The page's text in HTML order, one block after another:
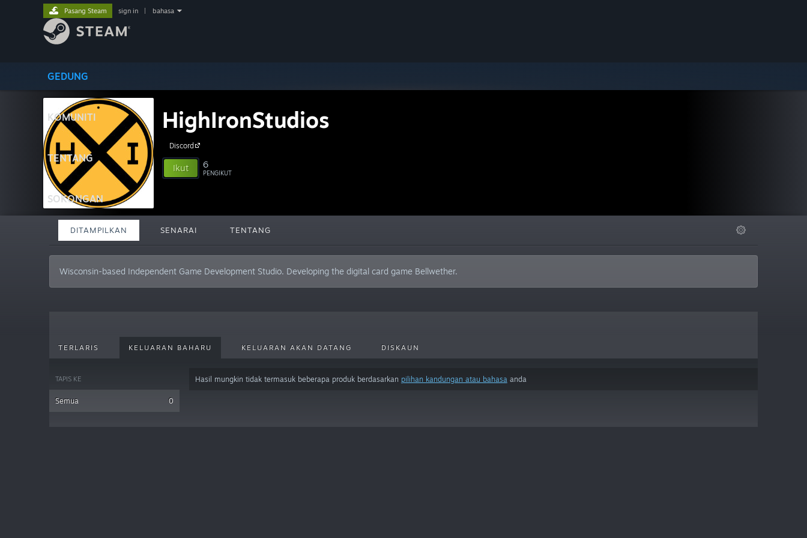
GEDUNG
KOMUNITI
TENTANG
SOKONGAN
Pasang Steam sign in bahasa
HighIronStudios
Discord
Ikut 6
PENGIKUT
DITAMPILKAN SENARAI TENTANG
Wisconsin-based Independent Game Development Studio. Developing the digital card game Bellwether.
TERLARIS KELUARAN BAHARU KELUARAN AKAN DATANG DISKAUN
TAPIS KE
Semua 0
Hasil mungkin tidak termasuk beberapa produk berdasarkan pilihan kandungan atau bahasaanda